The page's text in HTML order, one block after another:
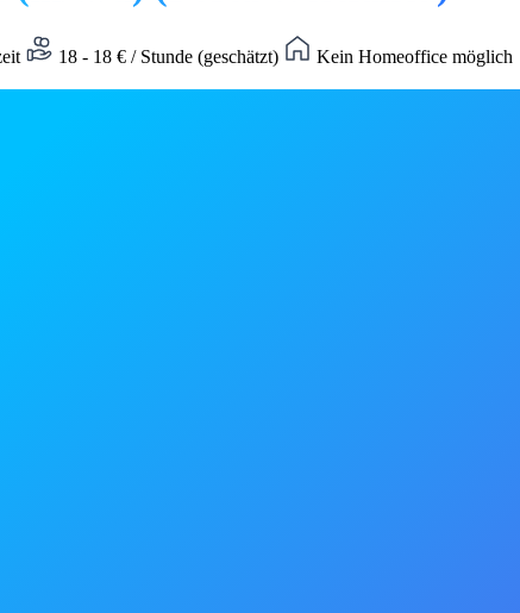
18 - 18 € / Stunde (geschätzt)
Kein Homeoffice möglich